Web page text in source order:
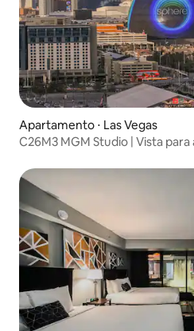
Apartamento ⋅ Las Vegas
C26M3 MGM Studio | Vista